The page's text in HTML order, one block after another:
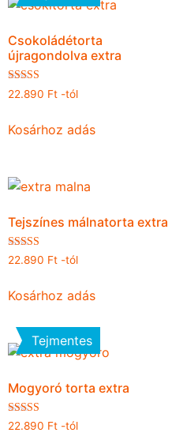
Csokoládétorta
újragondolva extra
Értékelés:
4.82
22.890 Ft -tól
Kosárhoz adás
Tejszínes málnatorta extra
Értékelés:
4.95
22.890 Ft -tól
Kosárhoz adás
Tejmentes
Mogyoró torta extra
Értékelés:
5.00
22.890 Ft -tól